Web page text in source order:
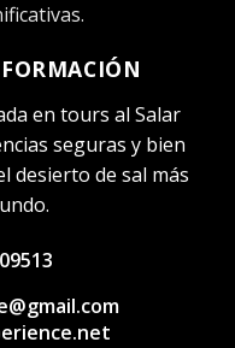
en tours al Salar
seguras y bien
desierto de sal más